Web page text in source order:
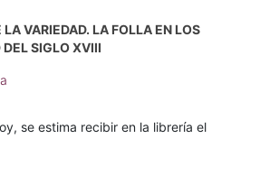
VARIEDAD. LA FOLLA EN LOS
SIGLO XVIII
se estima recibir en la librería el